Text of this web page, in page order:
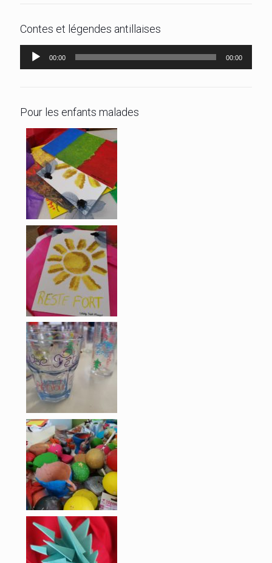
Contes et légendes antillaises
Lecteur
audio
00:00 00:00
Pour les enfants malades